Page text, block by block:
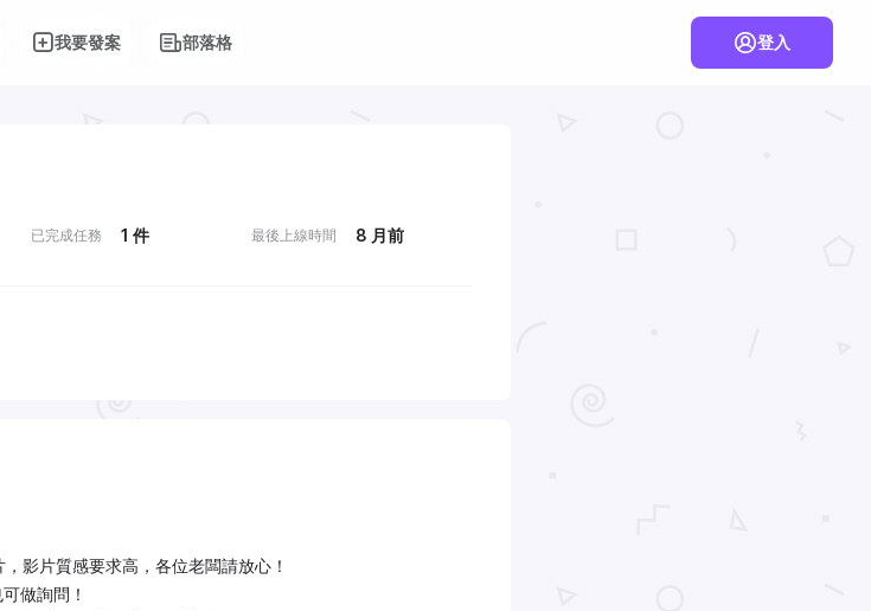
我要發案 部落格 登入
已完成任務 1 件 最後上線時間 8 月前
影片質感要求高，各位老闆請放心！
做詢問！